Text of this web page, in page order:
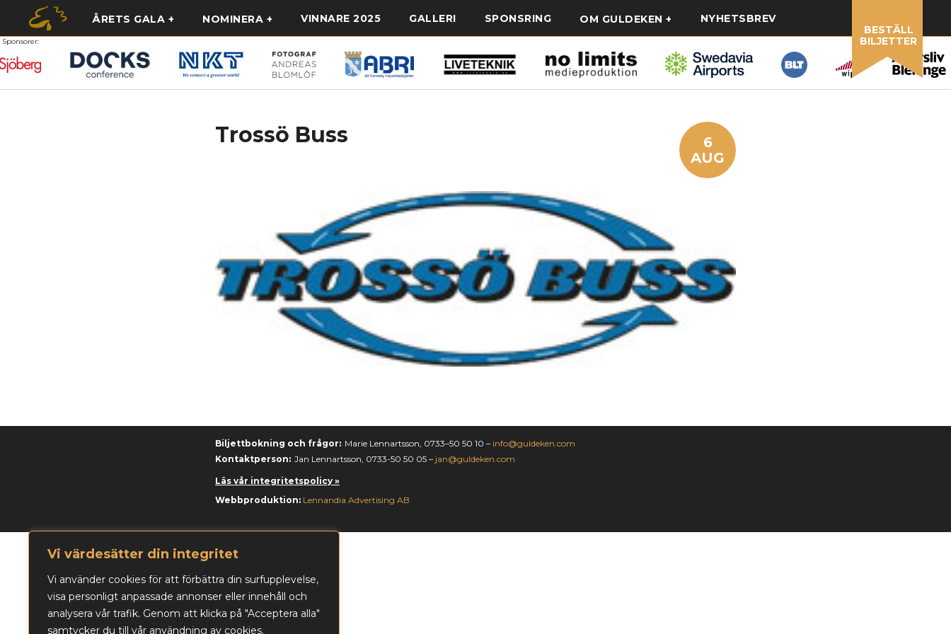
Vi värdesätter din integritet
Vi använder cookies för att förbättra din surfupplevelse,
visa personligt anpassade annonser eller innehåll och
analysera vår trafik. Genom att klicka på "Acceptera alla"
samtycker du till vår användning av cookies.
BESTÄLL
BILJETTER
ÅRETS GALA NOMINERA VINNARE 2025 GALLERI SPONSRING OM GULDEKEN NYHETSBREV
Sponsorer:
Trossö Buss
6
AUG
Biljettbokning och frågor: Marie Lennartsson, 0733–50 50 10 – info@guldeken.com
Kontaktperson: Jan Lennartsson, 0733-50 50 05 – jan@guldeken.com
Läs vår integritetspolicy »
Webbproduktion: Lennandia Advertising AB